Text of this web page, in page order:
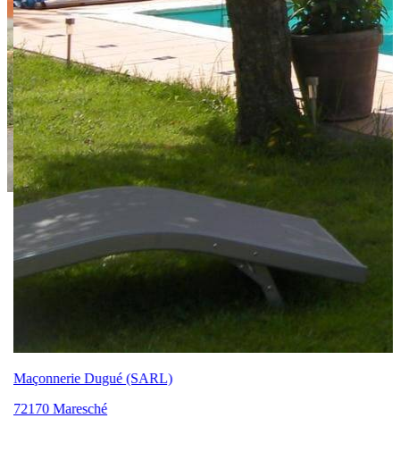
Maçonnerie Dugué (SARL)
72170 Maresché